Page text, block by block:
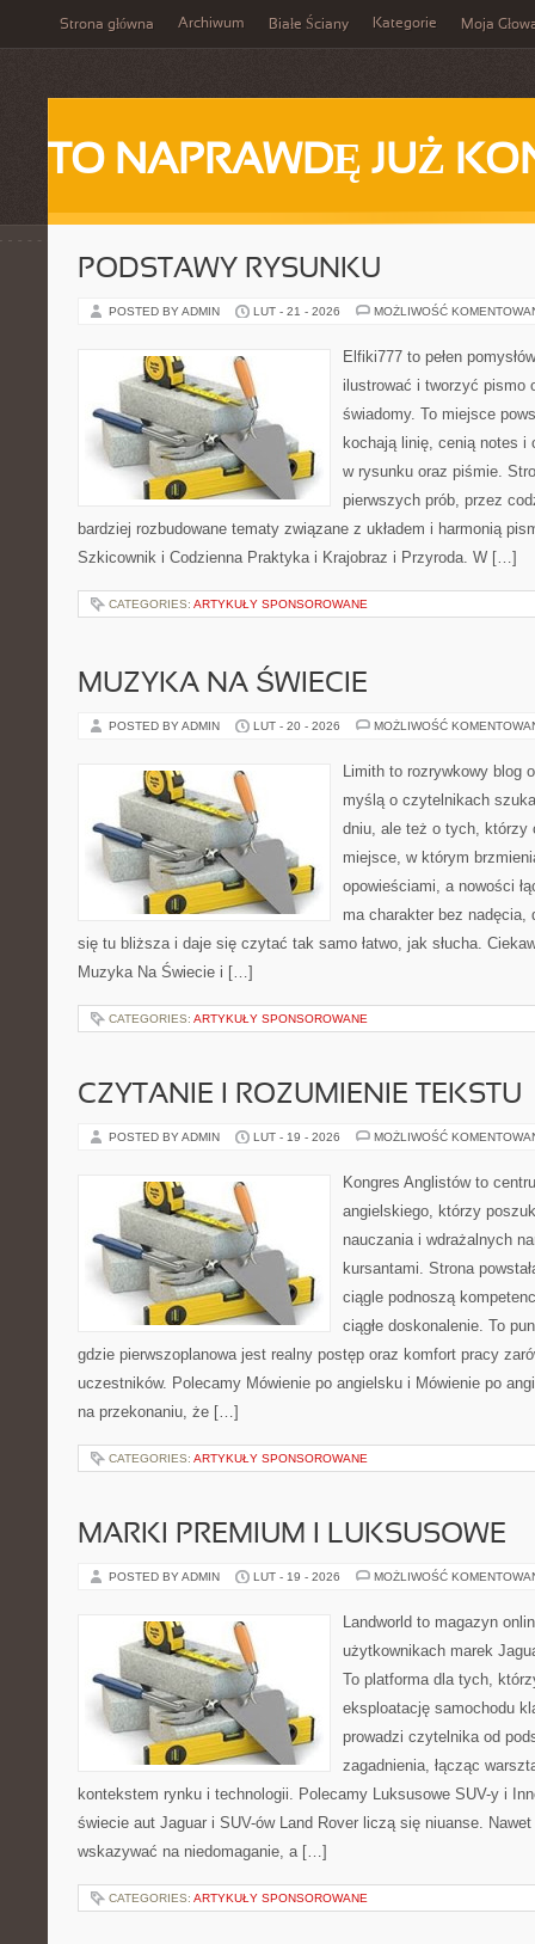
Strona główna Archiwum Białe Ściany Kategorie Moja
TO NAPRAWDĘ JUŻ
PODSTAWY RYSUNKU
POSTED BY ADMIN LUT - 21 - 2026 MOŻLIWOŚĆ
Elfiki777 to pełen
ilustrować i tworzyć pismo
świadomy. To miejsce
kochają linię, cenią notes i
w rysunku oraz piśmie.
pierwszych prób, przez
bardziej rozbudowane tematy związane z układem i harmonią
Szkicownik i Codzienna Praktyka i Krajobraz i Przyroda. W […]
CATEGORIES: ARTYKUŁY SPONSOROWANE
MUZYKA NA ŚWIECIE
POSTED BY ADMIN LUT - 20 - 2026 MOŻLIWOŚĆ
Limith to rozrywkowy blog
myślą o czytelnikach
dniu, ale też o tych, którzy
miejsce, w którym
opowieściami, a nowości
ma charakter bez
się tu bliższa i daje się czytać tak samo łatwo, jak słucha.
Muzyka Na Świecie i […]
CATEGORIES: ARTYKUŁY SPONSOROWANE
CZYTANIE I ROZUMIENIE TEKSTU
POSTED BY ADMIN LUT - 19 - 2026 MOŻLIWOŚĆ
Kongres Anglistów to
angielskiego, którzy
nauczania i wdrażalnych
kursantami. Strona
ciągle podnoszą
ciągłe doskonalenie. To
gdzie pierwszoplanowa jest realny postęp oraz komfort pracy
uczestników. Polecamy Mówienie po angielsku i Mówienie po
na przekonaniu, że […]
CATEGORIES: ARTYKUŁY SPONSOROWANE
MARKI PREMIUM I LUKSUSOWE
POSTED BY ADMIN LUT - 19 - 2026 MOŻLIWOŚĆ
Landworld to magazyn
użytkownikach marek
To platforma dla tych,
eksploatację samochodu
prowadzi czytelnika od
zagadnienia, łącząc
kontekstem rynku i technologii. Polecamy Luksusowe SUV-y i
świecie aut Jaguar i SUV-ów Land Rover liczą się niuanse.
wskazywać na niedomaganie, a […]
CATEGORIES: ARTYKUŁY SPONSOROWANE